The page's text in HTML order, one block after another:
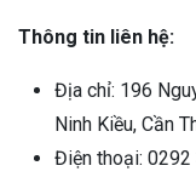
Thông tin liên hệ:
Địa chỉ: 196
Ninh Kiều, Cần
Điện thoại: